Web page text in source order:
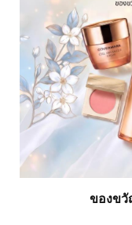
ของข